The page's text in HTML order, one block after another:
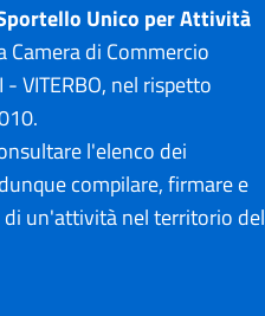
Unico per Attività
di Commercio
VITERBO, nel rispetto
l'elenco dei
compilare, firmare e
un'attività nel territorio del